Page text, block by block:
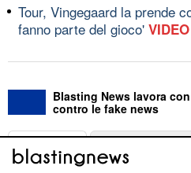
Tour, Vingegaard la prende
fanno parte del gioco' VIDEO
Blasting News lavora
contro le fake news
ABOUT